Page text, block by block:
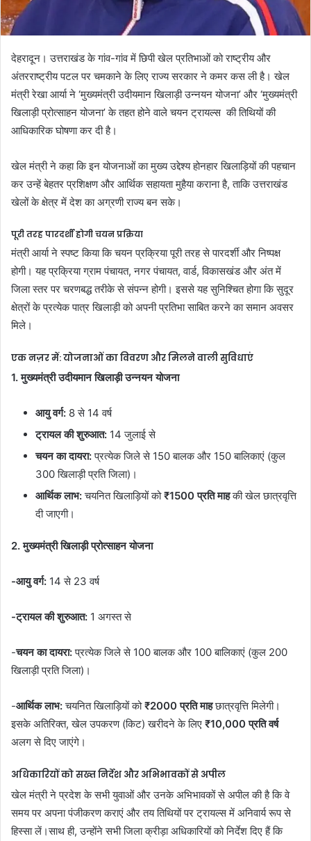
देहरादून। उत्तराखंड के गांव-गांव में छिपी खेल प्रतिभाओं को राष्ट्रीय और
अंतरराष्ट्रीय पटल पर चमकाने के लिए राज्य सरकार ने कमर कस ली है। खेल
मंत्री रेखा आर्या ने ‘मुख्यमंत्री उदीयमान खिलाड़ी उन्नयन योजना’ और ‘मुख्यमंत्री
खिलाड़ी प्रोत्साहन योजना’ के तहत होने वाले चयन ट्रायल्स की तिथियों की
आधिकारिक घोषणा कर दी है।
​खेल मंत्री ने कहा कि इन योजनाओं का मुख्य उद्देश्य होनहार खिलाड़ियों की पहचान
कर उन्हें बेहतर प्रशिक्षण और आर्थिक सहायता मुहैया कराना है, ताकि उत्तराखंड
खेलों के क्षेत्र में देश का अग्रणी राज्य बन सके।
पूरी तरह पारदर्शी होगी चयन प्रक्रिया
​मंत्री आर्या ने स्पष्ट किया कि चयन प्रक्रिया पूरी तरह से पारदर्शी और निष्पक्ष
होगी। यह प्रक्रिया ग्राम पंचायत, नगर पंचायत, वार्ड, विकासखंड और अंत में
जिला स्तर पर चरणबद्ध तरीके से संपन्न होगी। इससे यह सुनिश्चित होगा कि सुदूर
क्षेत्रों के प्रत्येक पात्र खिलाड़ी को अपनी प्रतिभा साबित करने का समान अवसर
मिले।
एक नज़र में: योजनाओं का विवरण और मिलने वाली सुविधाएं
1. मुख्यमंत्री उदीयमान खिलाड़ी उन्नयन योजना
आयु वर्ग: 8 से 14 वर्ष
ट्रायल की शुरुआत: 14 जुलाई से
चयन का दायरा:प्रत्येक जिले से 150 बालक और 150 बालिकाएं (कुल
300 खिलाड़ी प्रति जिला)।
आर्थिक लाभ:चयनित खिलाड़ियों को₹1500 प्रति माहकी खेल छात्रवृत्ति
दी जाएगी।
2. मुख्यमंत्री खिलाड़ी प्रोत्साहन योजना
-आयु वर्ग: 14 से 23 वर्ष
-ट्रायल की शुरुआत: 1 अगस्त से
-​चयन का दायरा:प्रत्येक जिले से 100 बालक और 100 बालिकाएं (कुल 200
खिलाड़ी प्रति जिला)।
-​आर्थिक लाभ:चयनित खिलाड़ियों को₹2000 प्रति माहछात्रवृत्ति मिलेगी।
इसके अतिरिक्त, खेल उपकरण (किट) खरीदने के लिए ₹10,000 प्रति वर्ष
अलग से दिए जाएंगे।
अधिकारियों को सख्त निर्देश और अभिभावकों से अपील
​खेल मंत्री ने प्रदेश के सभी युवाओं और उनके अभिभावकों से अपील की है कि वे
समय पर अपना पंजीकरण कराएं और तय तिथियों पर ट्रायल्स में अनिवार्य रूप से
हिस्सा लें।साथ ही, उन्होंने सभी जिला क्रीड़ा अधिकारियों को निर्देश दिए हैं कि